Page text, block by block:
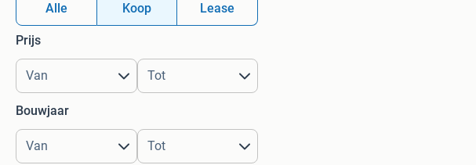
Alle Koop Lease
Prijs
Bouwjaar